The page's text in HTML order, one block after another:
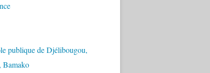
publique de Djélibougou,
Bamako